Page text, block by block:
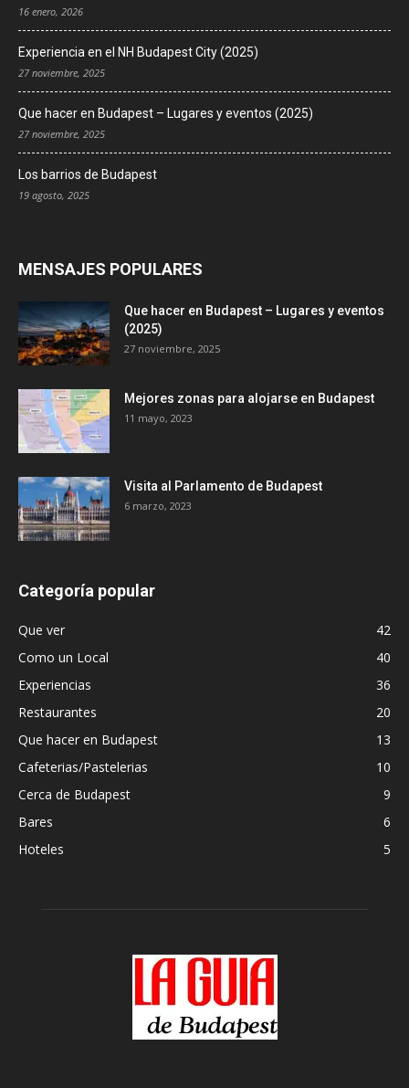
16 enero, 2026
Experiencia en el NH Budapest City (2025)
27 noviembre, 2025
Que hacer en Budapest – Lugares y eventos (2025)
27 noviembre, 2025
Los barrios de Budapest
19 agosto, 2025
MENSAJES POPULARES
Que hacer en Budapest – Lugares y eventos
(2025)
27 noviembre, 2025
Mejores zonas para alojarse en Budapest
11 mayo, 2023
Visita al Parlamento de Budapest
6 marzo, 2023
Categoría popular
Que ver
42
Como un Local
40
Experiencias
36
Restaurantes
20
Que hacer en Budapest
13
Cafeterias/Pastelerias
10
Cerca de Budapest
9
Bares
6
Hoteles
5